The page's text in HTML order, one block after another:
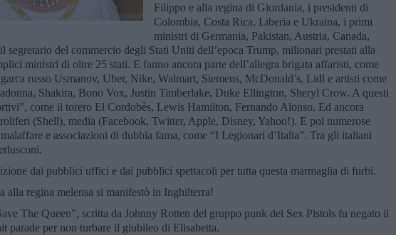
Filippo e alla regina di Giordania, i presidenti di
Colombia, Costa Rica, Liberia e Ukraina, i primi
ministri di Germania, Pakistan, Austria, Canada,
segretario del commercio degli Stati Uniti dell’epoca Trump, milionari prestati alla
ministri di oltre 25 stati. E fanno ancora parte dell’allegra brigata affaristi, come
russo Usmanov, Uber, Nike, Walmart, Siemens, McDonald’s, Lidl e artisti come
Shakira, Bono Vox, Justin Timberlake, Duke Ellington, Sheryl Crow. A questi
come il torero El Cordobès, Lewis Hamilton, Fernando Alonso. Ed ancora
(Shell), media (Facebook, Twitter, Apple, Disney, Yahoo!). E poi numerose
e associazioni di dubbia fama, come “I Legionari d’Italia”. Tra gli italiani
dai pubblici uffici e dai pubblici spettacoli per tutta questa marmaglia di furbi.
alla regina melensa si manifestò in Inghilterra!
The Queen", scritta da Johnny Rotten del gruppo punk dei Sex Pistols fu negato il
parade per non turbare il giubileo di Elisabetta.